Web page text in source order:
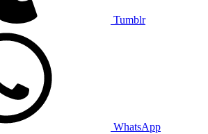
Tumblr
WhatsApp